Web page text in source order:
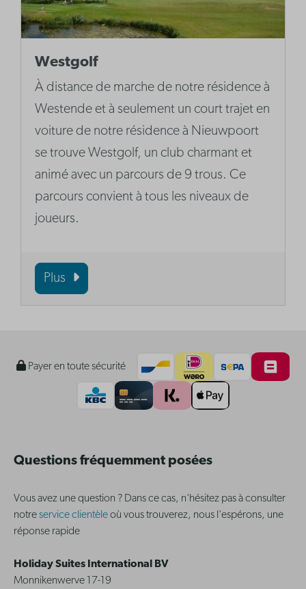
Westgolf
À distance de marche de notre résidence à
Westende et à seulement un court trajet en
voiture de notre résidence à Nieuwpoort
se trouve Westgolf, un club charmant et
animé avec un parcours de 9 trous. Ce
parcours convient à tous les niveaux de
joueurs.
Plus
Payer en toute sécurité
Questions fréquemment posées
Vous avez une question ? Dans ce cas, n'hésitez pas à consulter
notreservice clientèleoù vous trouverez, nous l'espérons, une
réponse rapide
Holiday Suites International BV
Monnikenwerve 17-19